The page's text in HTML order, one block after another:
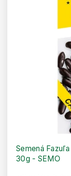
Semená
30g - SEMO